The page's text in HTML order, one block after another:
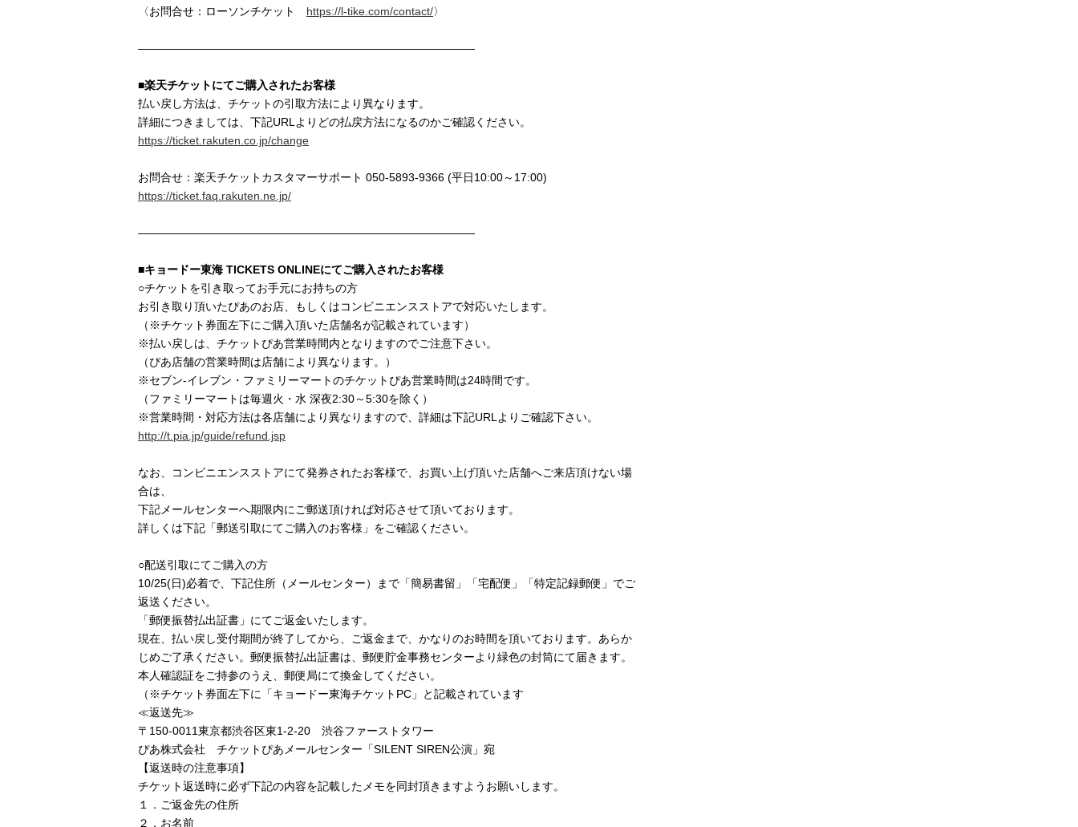
〈お問合せ：ローソンチケット https://l-tike.com/contact/〉
——————————————————————————————
■楽天チケットにてご購入されたお客様
払い戻し方法は、チケットの引取方法により異なります。
詳細につきましては、下記URLよりどの払戻方法になるのかご確認ください。
https://ticket.rakuten.co.jp/change
お問合せ：楽天チケットカスタマーサポート 050-5893-9366 (平日10:00～17:00)
https://ticket.faq.rakuten.ne.jp/
——————————————————————————————
■キョードー東海 TICKETS ONLINEにてご購入されたお客様
○チケットを引き取ってお手元にお持ちの方
お引き取り頂いたぴあのお店、もしくはコンビニエンスストアで対応いたします。
（※チケット券面左下にご購入頂いた店舗名が記載されています）
※払い戻しは、チケットぴあ営業時間内となりますのでご注意下さい。
（ぴあ店舗の営業時間は店舗により異なります。）
※セブン-イレブン・ファミリーマートのチケットぴあ営業時間は24時間です。
（ファミリーマートは毎週火・水 深夜2:30～5:30を除く）
※営業時間・対応方法は各店舗により異なりますので、詳細は下記URLよりご確認下さい。
http://t.pia.jp/guide/refund.jsp
なお、コンビニエンスストアにて発券されたお客様で、お買い上げ頂いた店舗へご来店頂けない場
合は、
下記メールセンターへ期限内にご郵送頂ければ対応させて頂いております。
詳しくは下記「郵送引取にてご購入のお客様」をご確認ください。
○配送引取にてご購入の方
10/25(日)必着で、下記住所（メールセンター）まで「簡易書留」「宅配便」「特定記録郵便」でご
返送ください。
「郵便振替払出証書」にてご返金いたします。
現在、払い戻し受付期間が終了してから、ご返金まで、かなりのお時間を頂いております。あらか
じめご了承ください。郵便振替払出証書は、郵便貯金事務センターより緑色の封筒にて届きます。
本人確認証をご持参のうえ、郵便局にて換金してください。
（※チケット券面左下に「キョードー東海チケットPC」と記載されています
≪返送先≫
〒150-0011東京都渋谷区東1-2-20 渋谷ファーストタワー
ぴあ株式会社 チケットぴあメールセンター「SILENT SIREN公演」宛
【返送時の注意事項】
チケット返送時に必ず下記の内容を記載したメモを同封頂きますようお願いします。
１．ご返金先の住所
２．お名前